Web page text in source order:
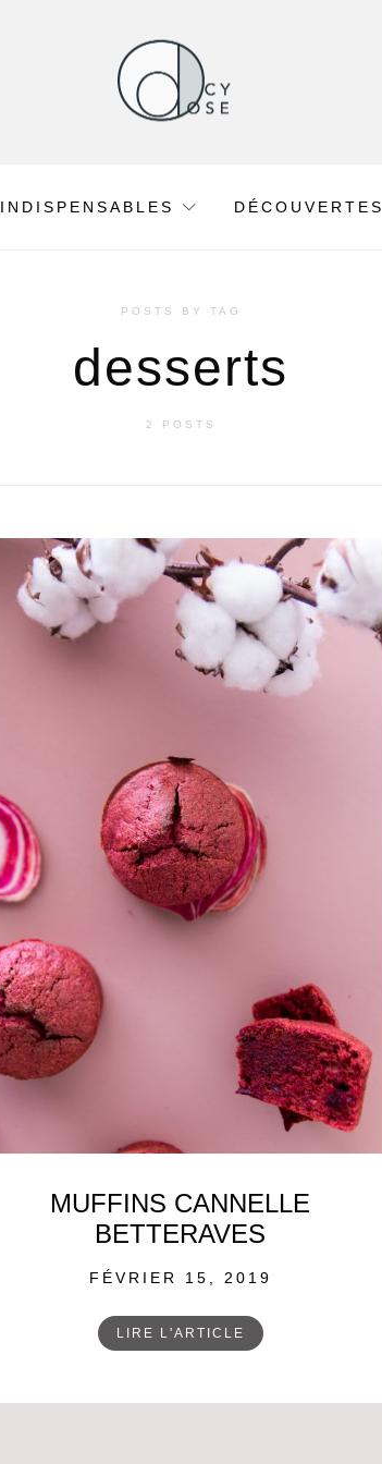
INDISPENSABLES DÉCOUVERTES
POSTS BY TAG
desserts
2 POSTS
MUFFINS CANNELLE
BETTERAVES
POSTED
FÉVRIER 15, 2019
LIRE L'ARTICLE